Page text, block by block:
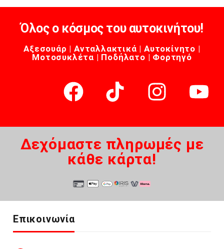
Όλος ο κόσμος του αυτοκινήτου!
Αξεσουάρ | Ανταλλακτικά | Αυτοκίνητο |
Μοτοσυκλέτα | Ποδήλατο | Φορτηγό
Δεχόμαστε πληρωμές με
κάθε κάρτα!
Επικοινωνία